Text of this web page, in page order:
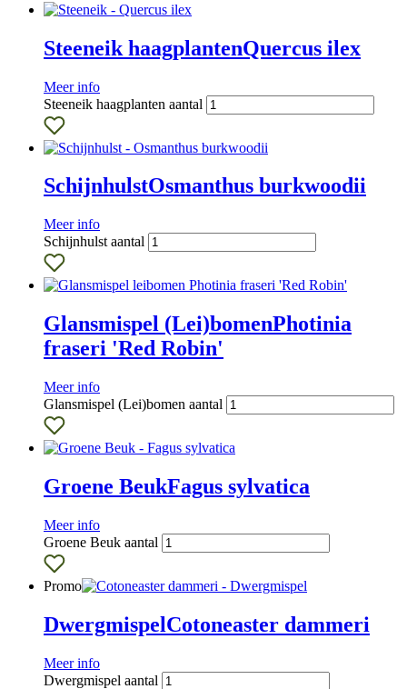
Steeneik haagplantenQuercus ilex
Meer info
Steeneik haagplanten aantal
SchijnhulstOsmanthus burkwoodii
Meer info
Schijnhulst aantal
Glansmispel (Lei)bomenPhotinia
fraseri 'Red Robin'
Meer info
Glansmispel (Lei)bomen aantal
Groene BeukFagus sylvatica
Meer info
Groene Beuk aantal
Promo
DwergmispelCotoneaster dammeri
Meer info
Dwergmispel aantal